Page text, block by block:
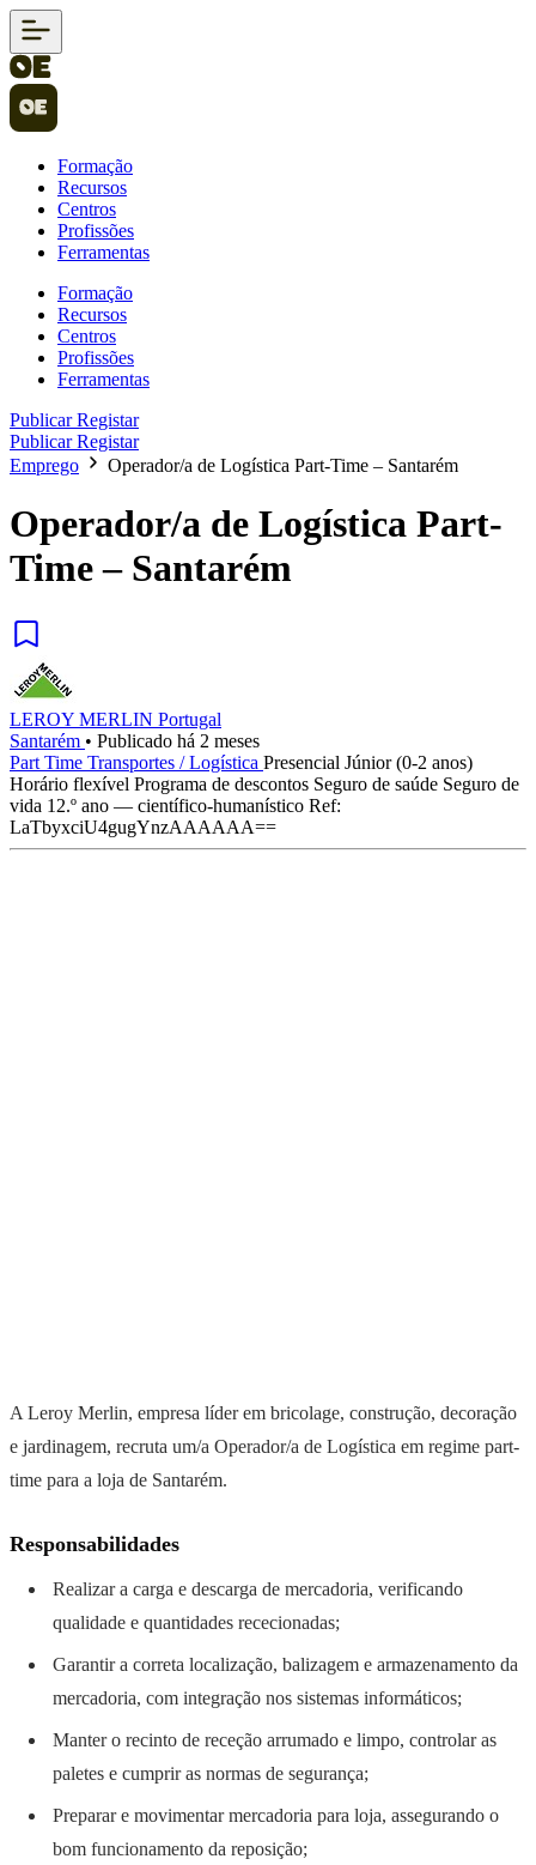
Formação
Recursos
Centros
Profissões
Ferramentas
Formação
Recursos
Centros
Profissões
Ferramentas
PublicarRegistar
PublicarRegistar
Emprego
Operador/a de Logística Part-Time – Santarém
Operador/a de Logística Part-
Time – Santarém
LEROY MERLIN Portugal
Santarém • Publicado há 2 meses
Part Time Transportes / Logística Presencial Júnior (0-2 anos)
Horário flexível Programa de descontos Seguro de saúde Seguro de
vida 12.º ano — científico-humanístico Ref:
LaTbyxciU4gugYnzAAAAAA==
A Leroy Merlin, empresa líder em bricolage, construção, decoração
e jardinagem, recruta um/a Operador/a de Logística em regime part-
time para a loja de Santarém.
Responsabilidades
Realizar a carga e descarga de mercadoria, verificando
qualidade e quantidades rececionadas;
Garantir a correta localização, balizagem e armazenamento da
mercadoria, com integração nos sistemas informáticos;
Manter o recinto de receção arrumado e limpo, controlar as
paletes e cumprir as normas de segurança;
Preparar e movimentar mercadoria para loja, assegurando o
bom funcionamento da reposição;